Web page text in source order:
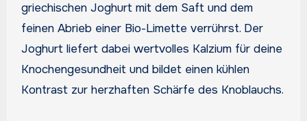
griechischen Joghurt mit dem Saft und dem
feinen Abrieb einer Bio-Limette verrührst. Der
Joghurt liefert dabei wertvolles Kalzium für deine
Knochengesundheit und bildet einen kühlen
Kontrast zur herzhaften Schärfe des Knoblauchs.